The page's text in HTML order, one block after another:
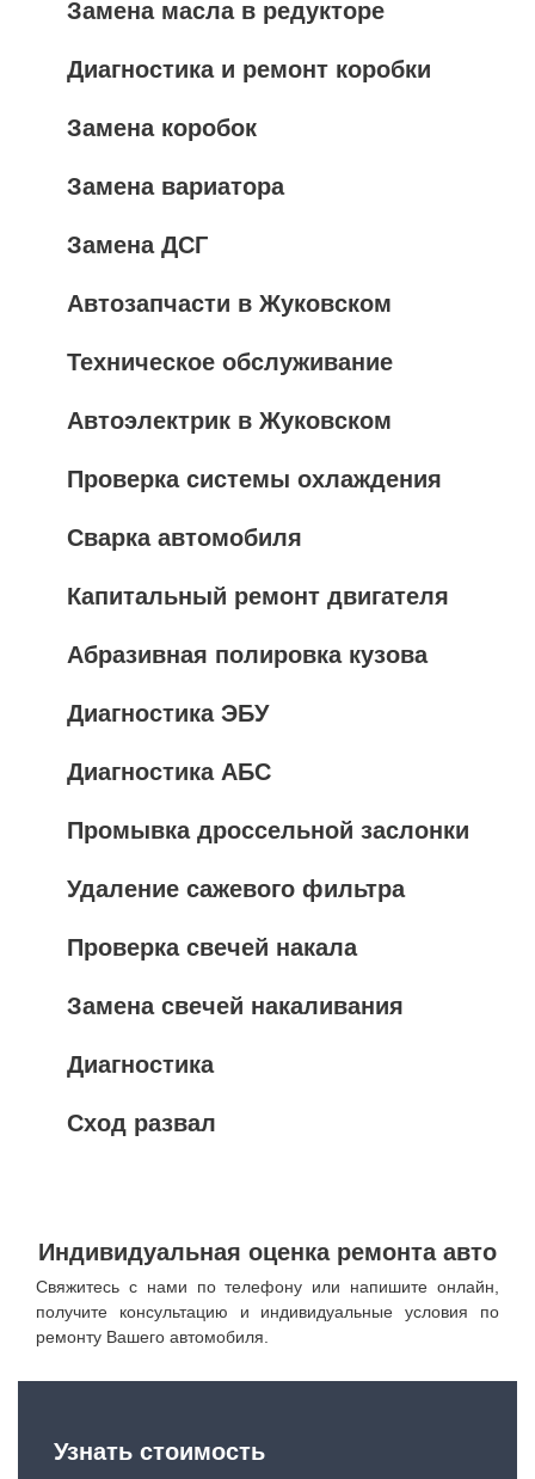
Замена масла в редукторе
Диагностика и ремонт коробки
Замена коробок
Замена вариатора
Замена ДСГ
Автозапчасти в Жуковском
Техническое обслуживание
Автоэлектрик в Жуковском
Проверка системы охлаждения
Сварка автомобиля
Капитальный ремонт двигателя
Абразивная полировка кузова
Диагностика ЭБУ
Диагностика АБС
Промывка дроссельной заслонки
Удаление сажевого фильтра
Проверка свечей накала
Замена свечей накаливания
Диагностика
Сход развал
Индивидуальная оценка ремонта авто
Свяжитесь с нами по телефону или напишите онлайн,
получите консультацию и индивидуальные условия по
ремонту Вашего автомобиля.
Узнать стоимость